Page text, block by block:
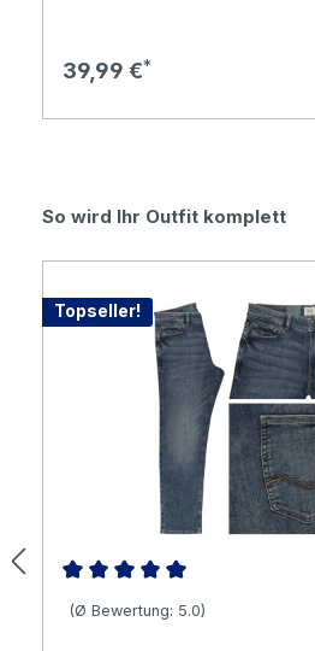
Regulärer Preis:
39,99 €
Produktgalerie überspringen
So wird Ihr Outfit komplett
Topseller!
Durchschnittliche Bewertung
(Ø Bewertung: 5.0)